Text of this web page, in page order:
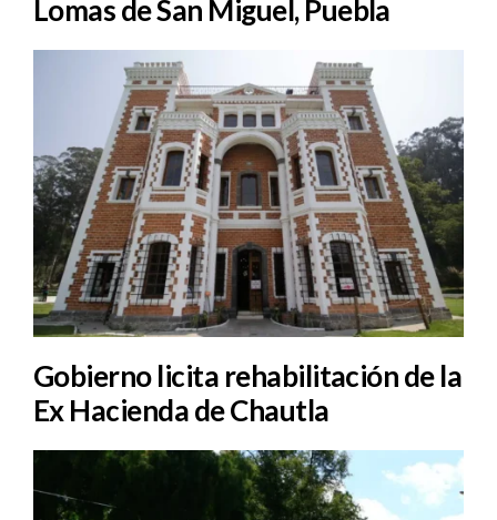
Lomas de San Miguel, Puebla
Gobierno licita rehabilitación de la
Ex Hacienda de Chautla